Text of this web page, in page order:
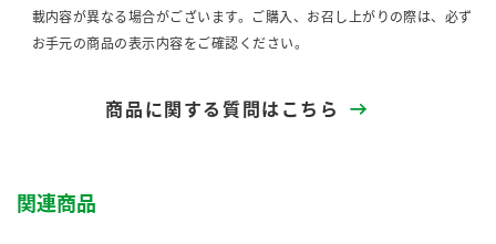
載内容が異なる場合がございます。ご購入、お召し上がりの際は、必ず
お手元の商品の表示内容をご確認ください。
商品に関する質問はこちら
関連商品